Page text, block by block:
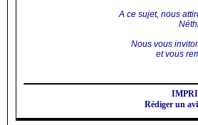
A ce sujet, nous
Nous vous
et vous
Rédiger un